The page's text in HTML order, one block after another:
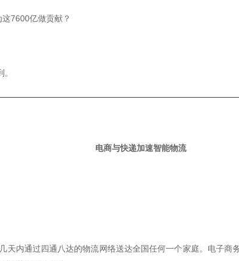
7600亿做贡献？
电商与快递加速智能物流
天内通过四通八达的物流网络送达全国任何一个家庭。电子商